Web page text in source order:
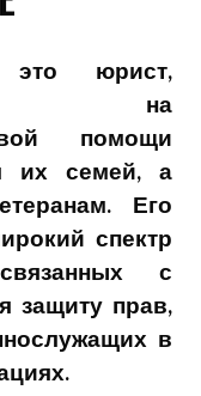
юрист,
на
помощи
их семей, а
Его
спектр
с
защиту прав,
в